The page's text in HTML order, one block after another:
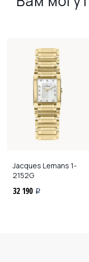
Jacques Lemans 1-
2152G
32 190 i